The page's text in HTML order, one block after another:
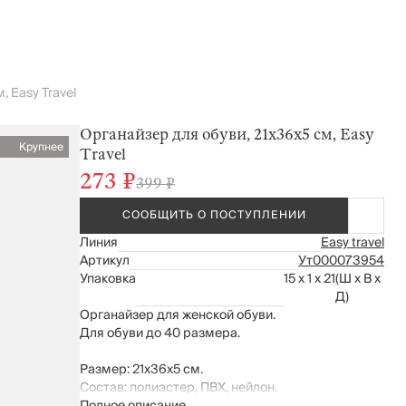
Easy Travel
Крупнее
Органайзер для обуви, 21х36х5 см, Easy
Travel
273 ₽399 ₽
СООБЩИТЬ О ПОСТУПЛЕНИИ
Линия
Easy travel
Артикул
Ут000073954
Упаковка
15 x 1 x 21(Ш x В x
Д)
Органайзер для женской обуви.
Для обуви до 40 размера.
Размер: 21х36х5 см.
Состав: полиэстер, ПВХ, нейлон.